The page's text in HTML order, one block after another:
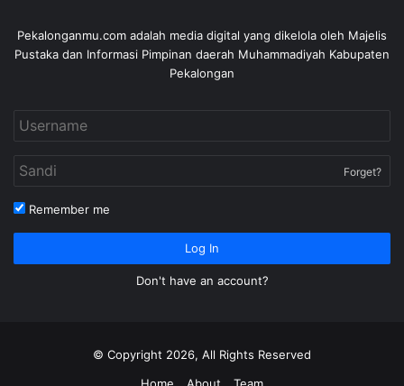
Pekalonganmu.com adalah media digital yang dikelola oleh Majelis
Pustaka dan Informasi Pimpinan daerah Muhammadiyah Kabupaten
Pekalongan
Forget?
Remember me
Log In
Don't have an account?
© Copyright 2026, All Rights Reserved